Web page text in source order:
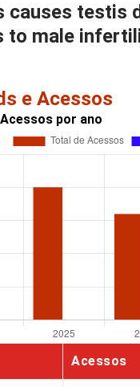
causes testis
to male
e Acessos
por ano
Acessos